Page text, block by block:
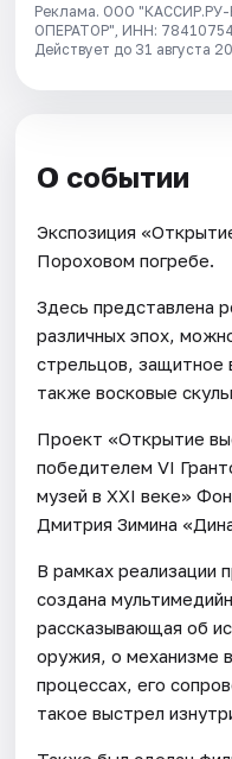
Реклама. ООО
ОПЕРАТОР", ИНН:
Действует до 31 августа
О событии
Экспозиция
Пороховом погребе.
Здесь представлена
различных эпох,
стрельцов, защитное
также восковые
Проект «Открытие
победителем VI
музей в XXI веке»
Дмитрия Зимина
В рамках реализации
создана
рассказывающая об
оружия, о механизме
процессах, его
такое выстрел